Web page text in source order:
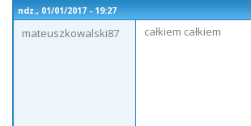
ndz., 01/01/2017 - 19:27
mateuszkowalski87
całkiem całkiem